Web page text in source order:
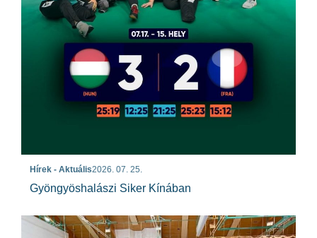
Hírek - Aktuális2026. 07. 25.
Gyöngyöshalászi Siker Kínában